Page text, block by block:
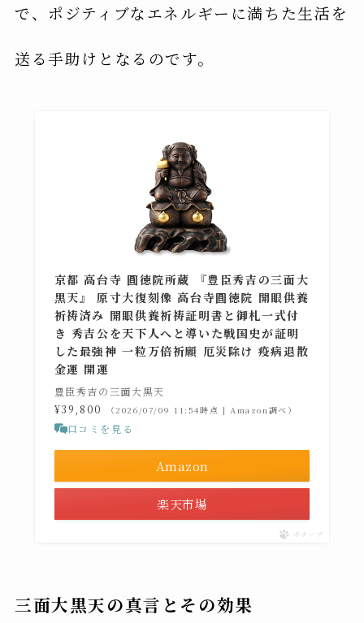
で、ポジティブなエネルギーに満ちた生活を
送る手助けとなるのです。
京都 高台寺 圓徳院所蔵 『豊臣秀吉の三面大
黒天』 原寸大復刻像 高台寺圓徳院 開眼供養
祈祷済み 開眼供養祈祷証明書と御札一式付
き 秀吉公を天下人へと導いた戦国史が証明
した最強神 一粒万倍祈願 厄災除け 疫病退散
金運 開運
豊臣秀吉の三面大黒天
¥39,800
（2026/07/09 11:54時点 | Amazon調べ）
口コミを見る
Amazon
楽天市場
ポチップ
三面大黒天の真言とその効果